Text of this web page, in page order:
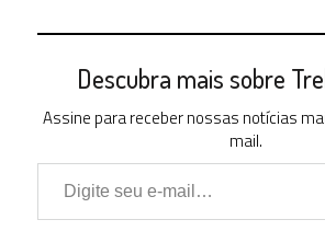
Descubra mais sobre
Assine para receber nossas notícias
mail.
Digite seu e-mail…